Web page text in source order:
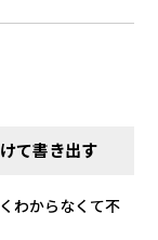
て書き出す
わからなくて不